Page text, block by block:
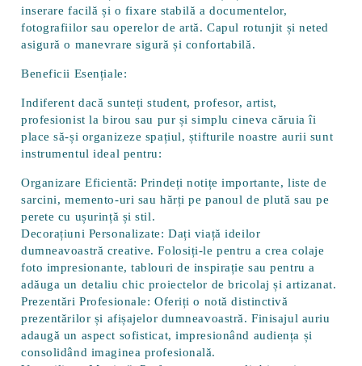
inserare facilă și o fixare stabilă a documentelor,
fotografiilor sau operelor de artă. Capul rotunjit și neted
asigură o manevrare sigură și confortabilă.
Beneficii Esențiale:
Indiferent dacă sunteți student, profesor, artist,
profesionist la birou sau pur și simplu cineva căruia îi
place să-și organizeze spațiul, știfturile noastre aurii sunt
instrumentul ideal pentru:
Organizare Eficientă: Prindeți notițe importante, liste de
sarcini, memento-uri sau hărți pe panoul de plută sau pe
perete cu ușurință și stil.
Decorațiuni Personalizate: Dați viață ideilor
dumneavoastră creative. Folosiți-le pentru a crea colaje
foto impresionante, tablouri de inspirație sau pentru a
adăuga un detaliu chic proiectelor de bricolaj și artizanat.
Prezentări Profesionale: Oferiți o notă distinctivă
prezentărilor și afișajelor dumneavoastră. Finisajul auriu
adaugă un aspect sofisticat, impresionând audiența și
consolidând imaginea profesională.